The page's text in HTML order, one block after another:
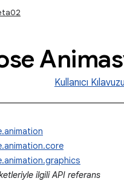
Kullanıcı Kılavuzu
ilgili API referans